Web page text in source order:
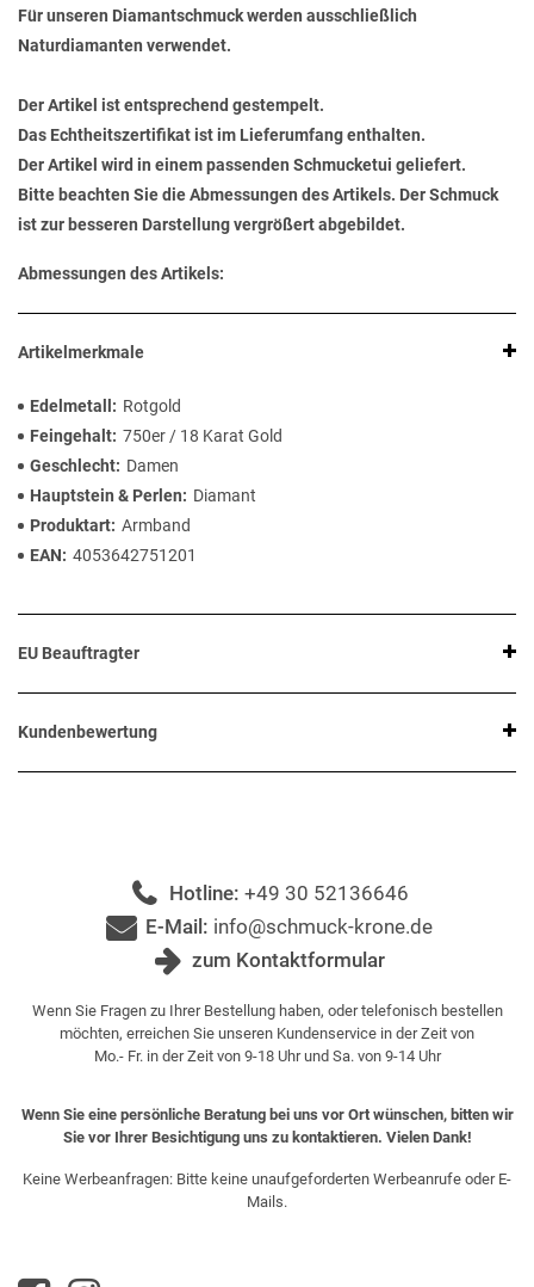
Für unseren Diamantschmuck werden ausschließlich
Naturdiamanten verwendet.
Der Artikel ist entsprechend gestempelt.
Das Echtheitszertifikat ist im Lieferumfang enthalten.
Der Artikel wird in einem passenden Schmucketui geliefert.
Bitte beachten Sie die Abmessungen des Artikels. Der Schmuck
ist zur besseren Darstellung vergrößert abgebildet.
Abmessungen des Artikels:
Artikelmerkmale
Edelmetall
Rotgold
Feingehalt 750er / 18 Karat Gold
Geschlecht
Damen
Hauptstein & Perlen
Diamant
Produktart Armband
EAN
4053642751201
EU Beauftragter
Kundenbewertung
Hotline: +49 30 52136646
E-Mail: info@schmuck-krone.de
zum Kontaktformular
Wenn Sie Fragen zu Ihrer Bestellung haben, oder telefonisch bestellen
möchten, erreichen Sie unseren Kundenservice in der Zeit von
Mo.- Fr. in der Zeit von 9-18 Uhr und Sa. von 9-14 Uhr
Wenn Sie eine persönliche Beratung bei uns vor Ort wünschen, bitten wir
Sie vor Ihrer Besichtigung uns zu kontaktieren. Vielen Dank!
Keine Werbeanfragen: Bitte keine unaufgeforderten Werbeanrufe oder E-
Mails.